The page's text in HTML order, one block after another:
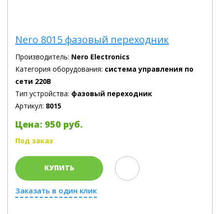
Nero 8015 фазовый переходник
Производитель: Nero Electronics
Категория оборудования: система управления по
сети 220В
Тип устройства: фазовый переходник
Артикул: 8015
Цена: 950 руб.
Под заказ
КУПИТЬ
Заказать в один клик